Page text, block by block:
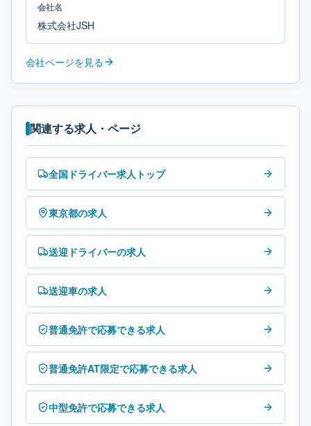
会社名
株式会社JSH
会社ページを見る
関連する求人・ページ
全国ドライバー求人トップ
東京都の求人
送迎ドライバーの求人
送迎車の求人
普通免許で応募できる求人
普通免許AT限定で応募できる求人
中型免許で応募できる求人